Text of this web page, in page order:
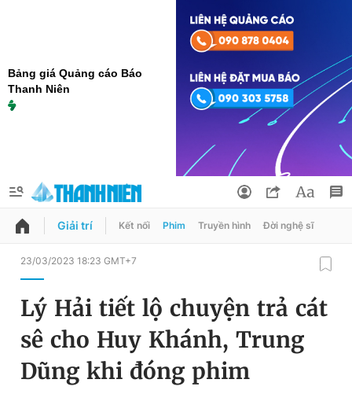
Bảng giá Quảng cáo Báo
Thanh Niên
QUẢNG CÁO
Chuyên mục
Chuyên mục khác
Đổi mật khẩu
Tin đã lưu
Tin đã xem
Giải trí Kết nối Phim Truyền hình Đời nghệ sĩ
23/03/2023 18:23 GMT+7
Lý Hải tiết lộ chuyện trả cát
sê cho Huy Khánh, Trung
Dũng khi đóng phim